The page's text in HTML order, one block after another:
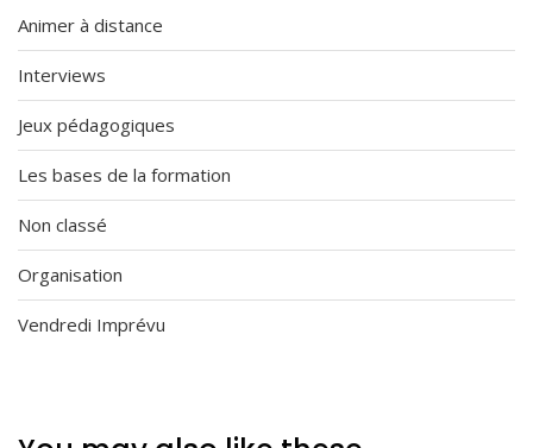
Animer à distance
Interviews
Jeux pédagogiques
Les bases de la formation
Non classé
Organisation
Vendredi Imprévu